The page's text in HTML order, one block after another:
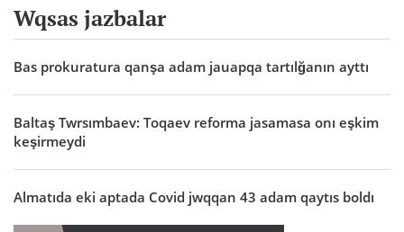
Wqsas jazbalar
Bas prokuratura qanşa adam jauapqa tartılğanın ayttı
Baltaş Twrsımbaev: Toqaev reforma jasamasa onı eşkim
keşirmeydi
Almatıda eki aptada Covid jwqqan 43 adam qaytıs boldı